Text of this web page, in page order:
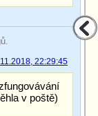
22:29:45
v poště)